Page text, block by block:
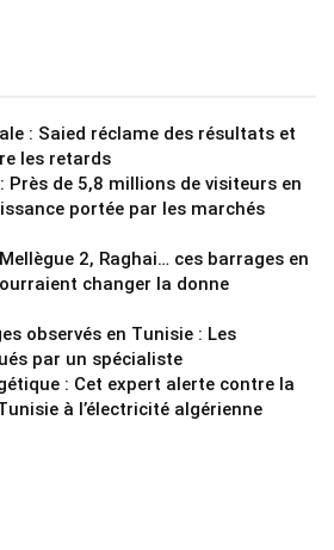
: Saied réclame des résultats et
les retards
Près de 5,8 millions de visiteurs en
portée par les marchés
2, Raghai… ces barrages en
changer la donne
observés en Tunisie : Les
par un spécialiste
: Cet expert alerte contre la
à l’électricité algérienne